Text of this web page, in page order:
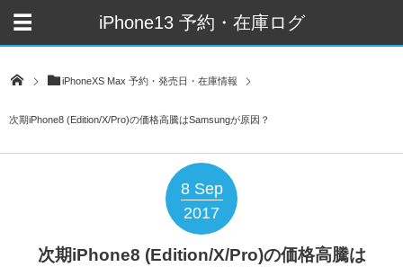
iPhone13 予約・在庫ログ
iPhoneXS Max 予約・発売日・在庫情報
次期iPhone8 (Edition/X/Pro)の価格高騰はSamsungが原因？
8 Sep
2017
次期iPhone8 (Edition/X/Pro)の価格高騰は